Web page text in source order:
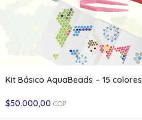
Kit Básico AquaBeads – 15 colores
$50.000,00 COP